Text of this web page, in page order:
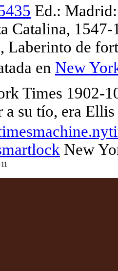
Ed.:
Catalina,
Laberinto de
en New
Times 1902-
a su tío, era
New